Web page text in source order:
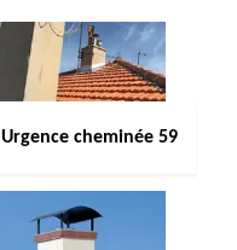
Urgence cheminée 59